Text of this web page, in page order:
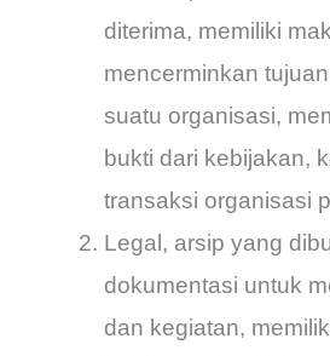
diterima, memiliki
mencerminkan
suatu organisasi,
bukti dari kebijakan,
transaksi organisasi
Legal, arsip yang
dokumentasi untuk
dan kegiatan,